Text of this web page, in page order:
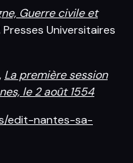
Guerre civile et
Presses Universitaires
La première session
le 2 août 1554
edit-nantes-sa-